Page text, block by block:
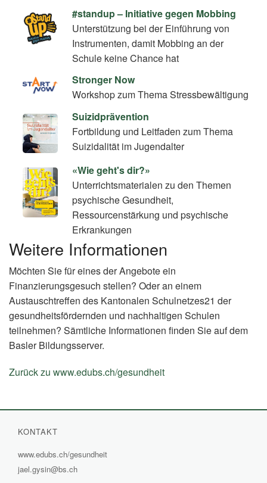
#standup – Initiative gegen Mobbing
Unterstützung bei der Einführung von
Instrumenten, damit Mobbing an der
Schule keine Chance hat
Stronger Now
Workshop zum Thema Stressbewältigung
Suizidprävention
Fortbildung und Leitfaden zum Thema
Suizidalität im Jugendalter
«Wie geht's dir?»
Unterrichtsmaterialen zu den Themen
psychische Gesundheit,
Ressourcenstärkung und psychische
Erkrankungen
Weitere Informationen
Möchten Sie für eines der Angebote ein
Finanzierungsgesuch stellen? Oder an einem
Austauschtreffen des Kantonalen Schulnetzes21 der
gesundheitsfördernden und nachhaltigen Schulen
teilnehmen? Sämtliche Informationen finden Sie auf dem
Basler Bildungsserver.
Zurück zu www.edubs.ch/gesundheit
KONTAKT
www.edubs.ch/gesundheit
jael.gysin@bs.ch